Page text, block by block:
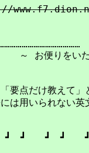
点だけ教えて」
は用いられない英
　┛　┛　　┛